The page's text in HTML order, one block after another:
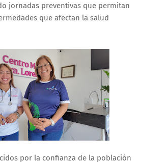
jornadas preventivas que permitan
que afectan la salud
por la confianza de la población